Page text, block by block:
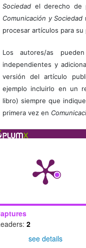
Sociedadel derecho de
Comunicación y Sociedad
procesar artículos para su
Los autores/as
independientes y
versión del artículo
ejemplo incluirlo en un
libro) siempre que
primera vez en
2
see details